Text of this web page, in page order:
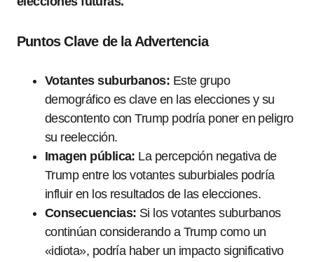
Puntos Clave de la Advertencia
Votantes suburbanos: Este grupo
demográfico es clave en las elecciones y su
descontento con Trump podría poner en peligro
su reelección.
Imagen pública: La percepción negativa de
Trump entre los votantes suburbiales podría
influir en los resultados de las elecciones.
Consecuencias: Si los votantes suburbanos
continúan considerando a Trump como un
«idiota», podría haber un impacto significativo